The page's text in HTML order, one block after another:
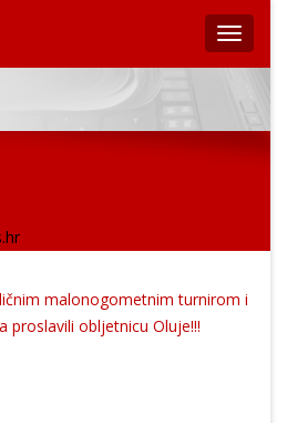
malonogometnim turnirom i
proslavili obljetnicu Oluje!!!